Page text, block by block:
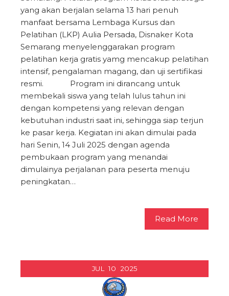
yang akan berjalan selama 13 hari penuh
manfaat bersama Lembaga Kursus dan
Pelatihan (LKP) Aulia Persada, Disnaker Kota
Semarang menyelenggarakan program
pelatihan kerja gratis yamg mencakup pelatihan
intensif, pengalaman magang, dan uji sertifikasi
resmi. Program ini dirancang untuk
membekali siswa yang telah lulus tahun ini
dengan kompetensi yang relevan dengan
kebutuhan industri saat ini, sehingga siap terjun
ke pasar kerja. Kegiatan ini akan dimulai pada
hari Senin, 14 Juli 2025 dengan agenda
pembukaan program yang menandai
dimulainya perjalanan para peserta menuju
peningkatan…
Read More
JUL 10 2025